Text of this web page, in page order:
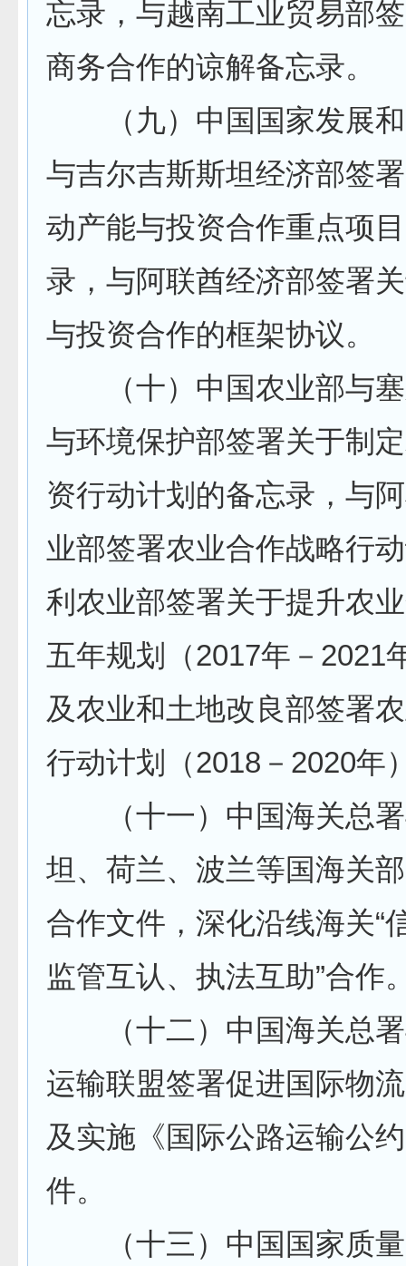
忘录，与越南工业贸易部
商务合作的谅解备忘录。
（九）中国国家发展和
与吉尔吉斯斯坦经济部签
动产能与投资合作重点项
录，与阿联酋经济部签署
与投资合作的框架协议。
（十）中国农业部与塞
与环境保护部签署关于制
资行动计划的备忘录，与
业部签署农业合作战略行
利农业部签署关于提升农
五年规划（2017年－2021
及农业和土地改良部签署
行动计划（2018－2020年
（十一）中国海关总署
坦、荷兰、波兰等国海关
合作文件，深化沿线海关“
监管互认、执法互助”合作
（十二）中国海关总署
运输联盟签署促进国际物
及实施《国际公路运输公
件。
（十三）中国国家质量